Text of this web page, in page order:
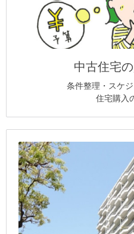
中古住宅
条件整理・スケ
住宅購入